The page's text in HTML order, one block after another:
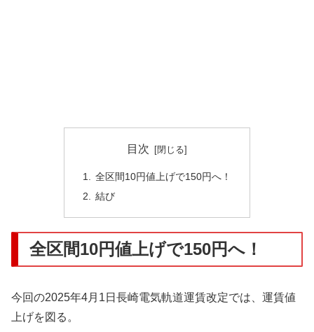
目次
全区間10円値上げで150円へ！
結び
全区間10円値上げで150円へ！
今回の2025年4月1日長崎電気軌道運賃改定では、運賃値
上げを図る。